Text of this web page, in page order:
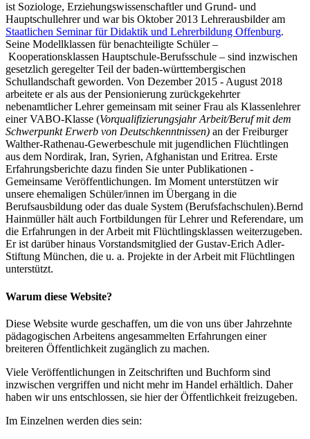
ist Soziologe, Erziehungswissenschaftler und Grund- und
Hauptschullehrer und war bis Oktober 2013 Lehrerausbilder am
Staatlichen Seminar für Didaktik und Lehrerbildung Offenburg.
Seine Modellklassen für benachteiligte Schüler –
Kooperationsklassen Hauptschule-Berufsschule – sind inzwischen
gesetzlich geregelter Teil der baden-württembergischen
Schullandschaft geworden. Von Dezember 2015 - August 2018
arbeitete er als aus der Pensionierung zurückgekehrter
nebenamtlicher Lehrer gemeinsam mit seiner Frau als Klassenlehrer
einer VABO-Klasse (Vorqualifizierungsjahr Arbeit/Beruf mit dem
Schwerpunkt Erwerb von Deutschkenntnissen) an der Freiburger
Walther-Rathenau-Gewerbeschule mit jugendlichen Flüchtlingen
aus dem Nordirak, Iran, Syrien, Afghanistan und Eritrea. Erste
Erfahrungsberichte dazu finden Sie unter Publikationen -
Gemeinsame Veröffentlichungen. Im Moment unterstützen wir
unsere ehemaligen Schüler/innen im Übergang in die
Berufsausbildung oder das duale System (Berufsfachschulen).Bernd
Hainmüller hält auch Fortbildungen für Lehrer und Referendare, um
die Erfahrungen in der Arbeit mit Flüchtlingsklassen weiterzugeben.
Er ist darüber hinaus Vorstandsmitglied der Gustav-Erich Adler-
Stiftung München, die u. a. Projekte in der Arbeit mit Flüchtlingen
unterstützt.
Warum diese Website?
Diese Website wurde geschaffen, um die von uns über Jahrzehnte
pädagogischen Arbeitens angesammelten Erfahrungen einer
breiteren Öffentlichkeit zugänglich zu machen.
Viele Veröffentlichungen in Zeitschriften und Buchform sind
inzwischen vergriffen und nicht mehr im Handel erhältlich. Daher
haben wir uns entschlossen, sie hier der Öffentlichkeit freizugeben.
Im Einzelnen werden dies sein: